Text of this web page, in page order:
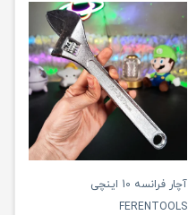
آچار فرانسه 10 اینچی
FERENTOOLS